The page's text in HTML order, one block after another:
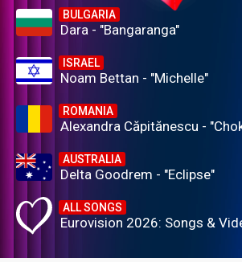
BULGARIA
Dara - "Bangaranga"
ISRAEL
Noam Bettan - "Michelle"
ROMANIA
Alexandra Căpitănescu -
AUSTRALIA
Delta Goodrem - "Eclipse"
ALL SONGS
Eurovision 2026: Songs &